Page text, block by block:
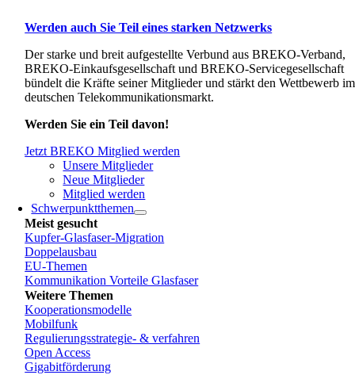
Werden auch Sie Teil eines starken Netzwerks
Der starke und breit aufgestellte Verbund aus BREKO-Verband,
BREKO-Einkaufsgesellschaft und BREKO-Servicegesellschaft
bündelt die Kräfte seiner Mitglieder und stärkt den Wettbewerb im
deutschen Telekommunikationsmarkt.
Werden Sie ein Teil davon!
Jetzt BREKO Mitglied werden
Unsere Mitglieder
Neue Mitglieder
Mitglied werden
Schwerpunktthemen
Meist gesucht
Kupfer-Glasfaser-Migration
Doppelausbau
EU-Themen
Kommunikation Vorteile Glasfaser
Weitere Themen
Kooperationsmodelle
Mobilfunk
Regulierungsstrategie- & verfahren
Open Access
Gigabitförderung